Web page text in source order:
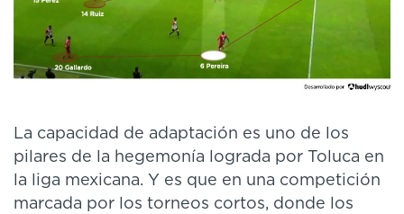
La capacidad de adaptación es uno de los
pilares de la hegemonía lograda por Toluca en
la liga mexicana. Y es que en una competición
marcada por los torneos cortos, donde los